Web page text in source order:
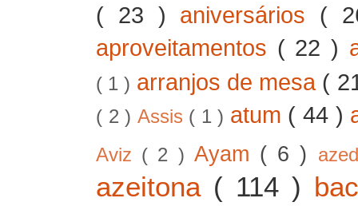
( 23 ) aniversários (
aproveitamentos ( 22 )
( 1 ) arranjos de mesa (
( 2 ) Assis ( 1 ) atum ( 44 )
Aviz ( 2 ) Ayam ( 6 )
azeitona ( 114 )